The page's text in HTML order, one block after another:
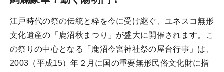
江戸時代の祭の伝統と粋を今に受け継ぐ、ユネスコ無形
文化遺産の「鹿沼秋まつり」が盛大に開催されます。こ
の祭りの中心となる「鹿沼今宮神社祭の屋台行事」は、
2003（平成15）年２月に国の重要無形民俗文化財に指